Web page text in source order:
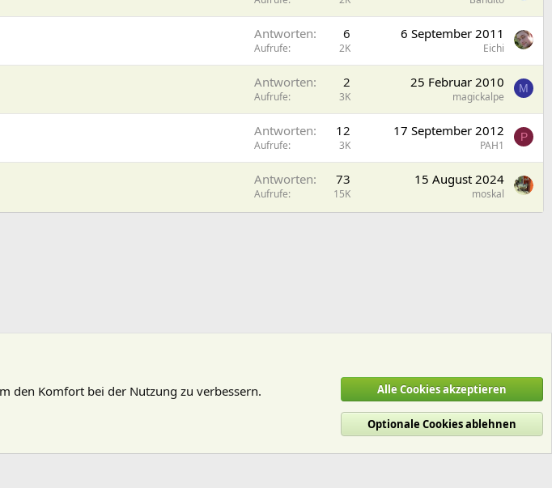
Antworten 6
Aufrufe 2K
6 September 2011
Eichi
Antworten 2
Aufrufe 3K
25 Februar 2010
magickalpe
M
Antworten 12
Aufrufe 3K
17 September 2012
PAH1
P
Antworten 73
Aufrufe 15K
15 August 2024
moskal
Datenschutz Hilfe und Impressum Start
R
den Komfort bei der Nutzung zu verbessern.
Alle Cookies akzeptieren
Optionale Cookies ablehnen